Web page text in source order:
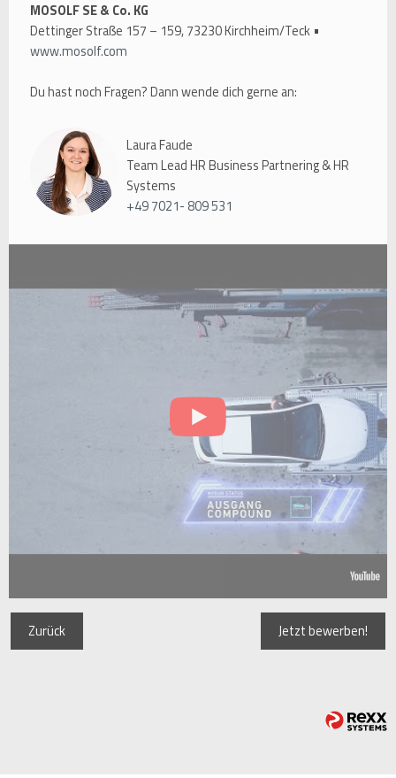
MOSOLF SE & Co. KG
Dettinger Straße 157 – 159, 73230 Kirchheim/Teck •
www.mosolf.com
Du hast noch Fragen? Dann wende dich gerne an:
Laura Faude
Team Lead HR Business Partnering & HR
Systems
+49 7021- 809 531
Zurück Jetzt bewerben!